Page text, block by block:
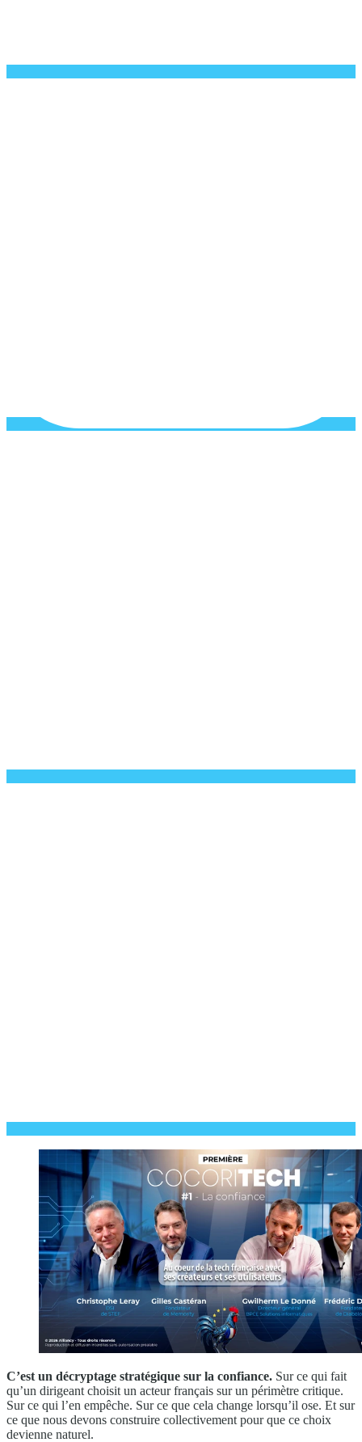
C’est un décryptage stratégique sur la confiance. Sur ce qui fait
qu’un dirigeant choisit un acteur français sur un périmètre critique.
Sur ce qui l’en empêche. Sur ce que cela change lorsqu’il ose. Et sur
ce que nous devons construire collectivement pour que ce choix
devienne naturel.